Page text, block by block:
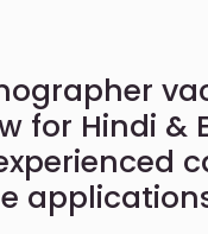
for Hindi &